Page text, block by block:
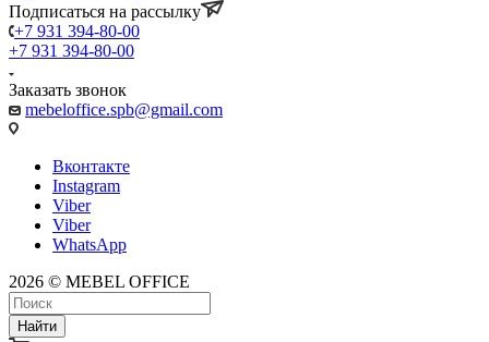
Подписаться на рассылку
+7 931 394-80-00
+7 931 394-80-00
Заказать звонок
mebeloffice.spb@gmail.com
Вконтакте
Instagram
Viber
Viber
WhatsApp
2026 © MEBEL OFFICE
Найти